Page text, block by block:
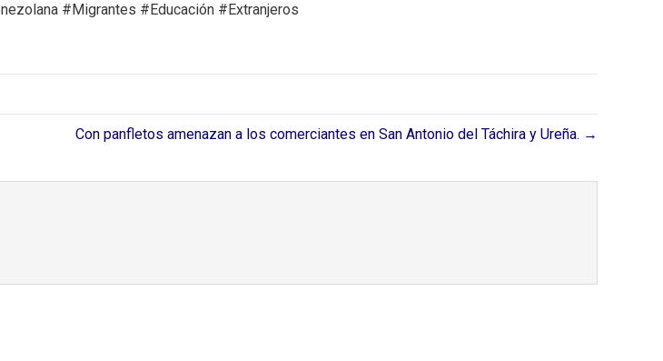
#Migrantes #Educación #Extranjeros
Con panfletos amenazan a los comerciantes en San Antonio del Táchira y Ureña. →